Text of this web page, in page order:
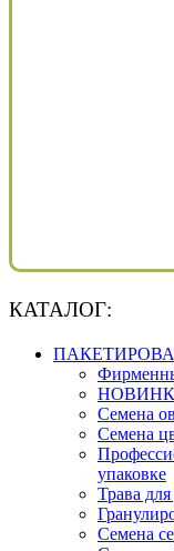
КАТАЛОГ:
Семена
Семена
упаковке
Трава
Семена